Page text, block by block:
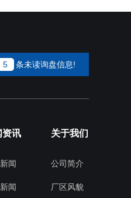
5 条未读询盘信息!
资讯
闻
闻
关于我们
公司简介
厂区风貌